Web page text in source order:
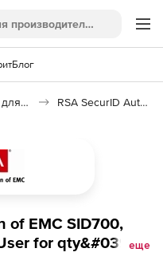
Блог
Программы для защиты информации RSA SecurID Authenticator
of EMC SID700,
for qty&#039;sеще